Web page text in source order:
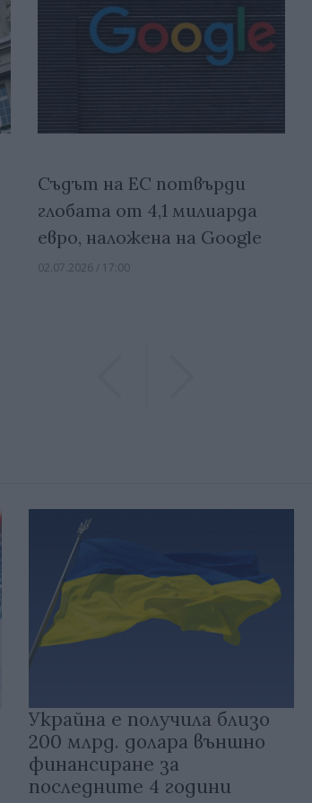
Съдът на ЕС потвърди
глобата от 4,1 милиарда
евро, наложена на Google
02.07.2026 / 17:00
Украйна е получила близо
200 млрд. долара външно
финансиране за
последните 4 години